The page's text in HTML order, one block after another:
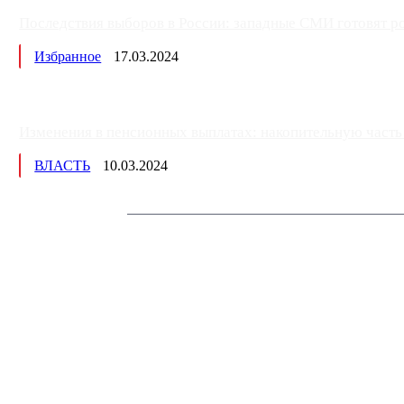
Избранное 17.03.2024
ВЛАСТЬ 10.03.2024